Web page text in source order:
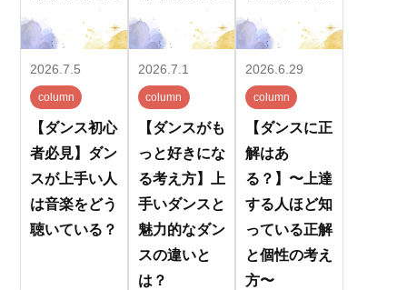
2026.7.5
column
【ダンス初心
者必見】ダン
スが上手い人
は音楽をどう
聴いている？
2026.7.1
column
【ダンスがも
っと好きにな
る考え方】上
手いダンスと
魅力的なダン
スの違いと
は？
2026.6.29
column
【ダンスに正
解はあ
る？】〜上達
する人ほど知
っている正解
と個性の考え
方〜